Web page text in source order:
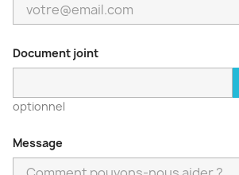
Document joint
optionnel
Message